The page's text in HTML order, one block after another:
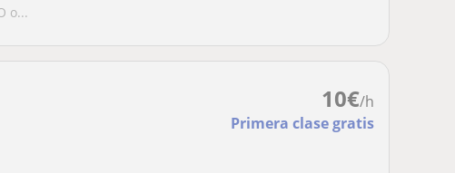
o...
10€/h
Primera clase gratis